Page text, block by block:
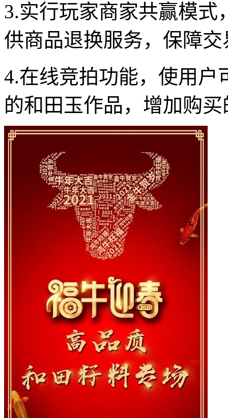
3.实行玩家商家共赢模
供商品退换服务，保障
4.在线竞拍功能，使用户
的和田玉作品，增加购